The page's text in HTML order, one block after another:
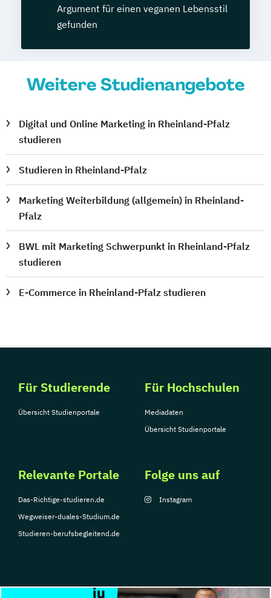
Argument für einen veganen Lebensstil
gefunden
Weitere Studienangebote
Digital und Online Marketing in Rheinland-Pfalz
studieren
Studieren in Rheinland-Pfalz
Marketing Weiterbildung (allgemein) in Rheinland-
Pfalz
BWL mit Marketing Schwerpunkt in Rheinland-Pfalz
studieren
E-Commerce in Rheinland-Pfalz studieren
Für Studierende
Übersicht Studienportale
Für Hochschulen
Mediadaten
Übersicht Studienportale
Relevante Portale
Das-Richtige-studieren.de
Wegweiser-duales-Studium.de
Studieren-berufsbegleitend.de
Folge uns auf
Instagram